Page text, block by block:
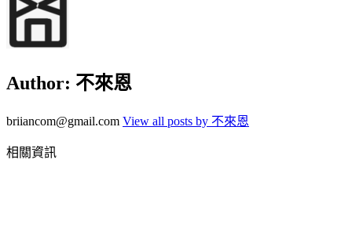
Author: 不來恩
briiancom@gmail.com View all posts by 不來恩
相關資訊